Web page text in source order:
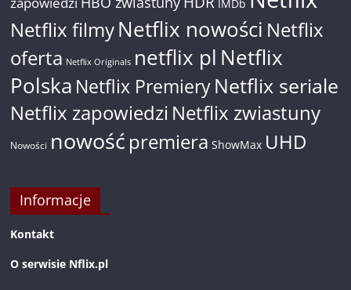
IMDb
Netflix filmyNetflix nowości Netflix
oferta Netflix Originals netflix pl Netflix
Polska Netflix PremieryNetflix seriale
Netflix zapowiedzi Netflix zwiastuny
Nowości nowość premiera ShowMax UHD
Informacje
Kontakt
O serwisie Nflix.pl